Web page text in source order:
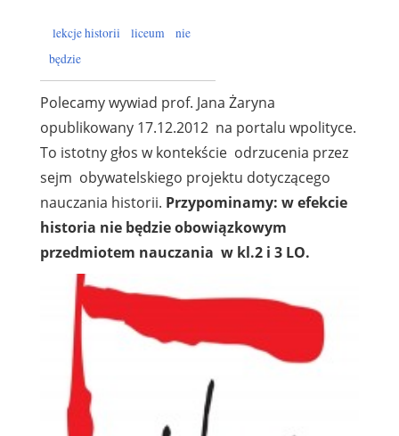
lekcje historii liceum
nie
będzie
Polecamy wywiad prof. Jana Żaryna
opublikowany 17.12.2012 na portalu wpolityce.
To istotny głos w kontekście odrzucenia przez
sejm obywatelskiego projektu dotyczącego
nauczania historii. Przypominamy: w efekcie
historia nie będzie obowiązkowym
przedmiotem nauczania w kl.2 i 3 LO.